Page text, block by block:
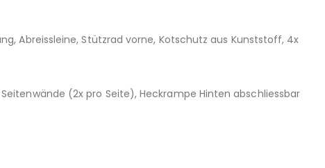
Abreissleine, Stützrad vorne, Kotschutz aus Kunststoff, 4x
(2x pro Seite), Heckrampe Hinten abschliessbar